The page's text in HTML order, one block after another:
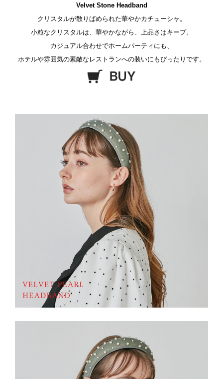
Velvet Stone Headband
クリスタルが散りばめられた華やかカチューシャ。
小粒なクリスタルは、華やかながら、上品さはキープ。
カジュアル合わせでホームパーティにも、
ホテルや雰囲気の素敵なレストランへの装いにもぴったりです。